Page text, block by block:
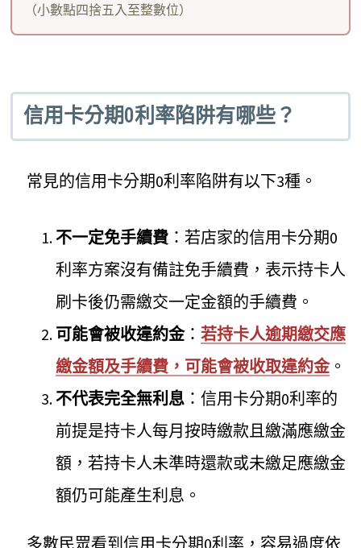
（小數點四捨五入至整數位）
信用卡分期0利率陷阱有哪些？
常見的信用卡分期0利率陷阱有以下3種。
不一定免手續費 ：若店家的信用卡分期0
利率方案沒有備註免手續費，表示持卡人
刷卡後仍需繳交一定金額的手續費。
可能會被收違約金：若持卡人逾期繳交應
繳金額及手續費，可能會被收取違約金。
不代表完全無利息 ：信用卡分期0利率的
前提是持卡人每月按時繳款且繳滿應繳金
額，若持卡人未準時還款或未繳足應繳金
額仍可能產生利息。
多數民眾看到信用卡分期0利率，容易過度依